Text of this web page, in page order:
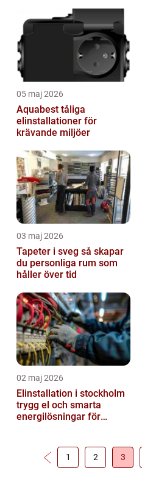
05 maj 2026
Aquabest tåliga
elinstallationer för
krävande miljöer
03 maj 2026
Tapeter i sveg så skapar
du personliga rum som
håller över tid
02 maj 2026
Elinstallation i stockholm
trygg el och smarta
energilösningar för
1 2 3